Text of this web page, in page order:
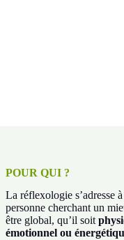
POUR QUI ?
La réflexologie s’adresse
personne cherchant un
être global, qu’il soit
émotionnel ou